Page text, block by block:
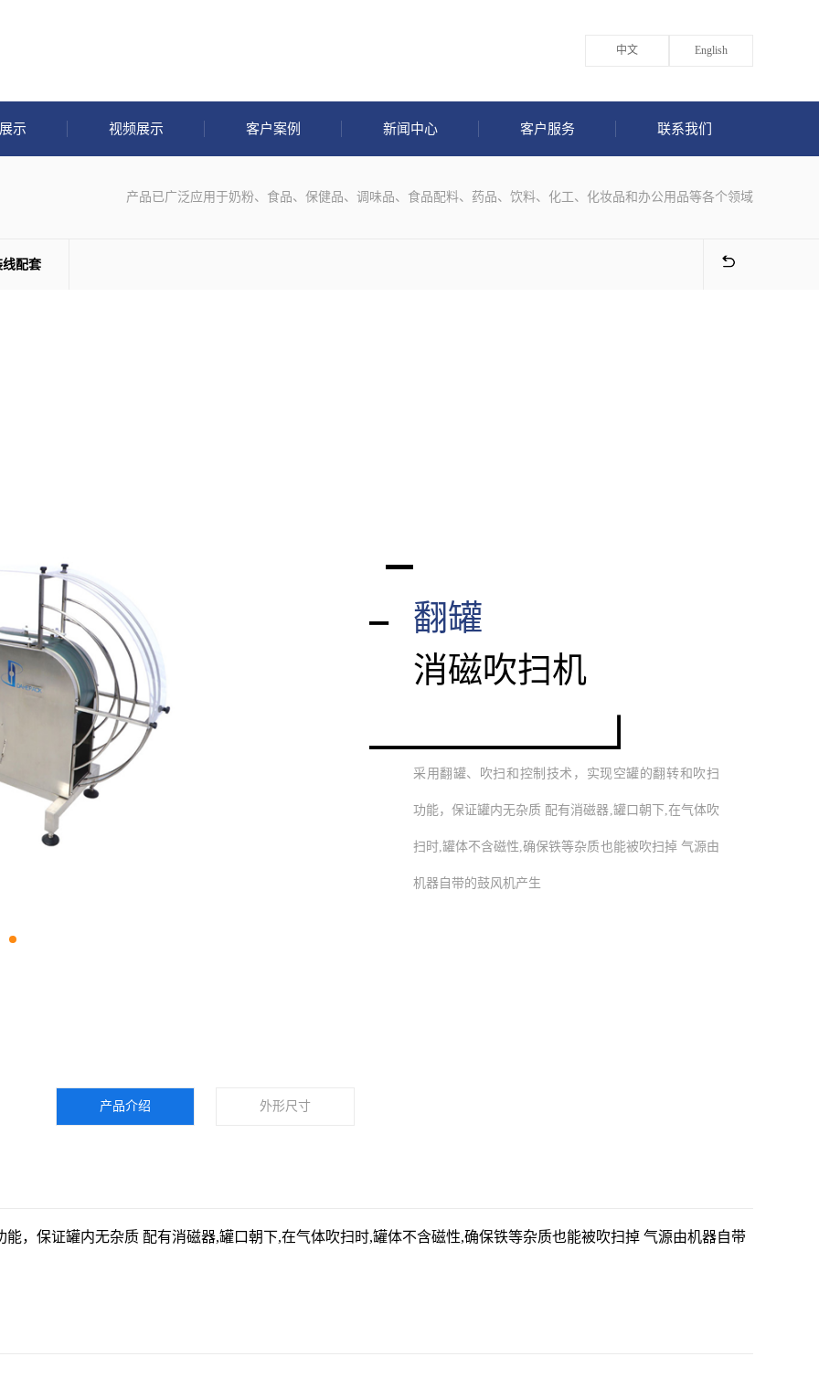
中文 English
示 视频展示 客户案例 新闻中心 客户服务 联系我们
产品已广泛应用于奶粉、食品、保健品、调味品、食品配料、药品、饮料、化工、化妆品和办公用品等各个领域
线配套
翻罐
消磁吹扫机
采用翻罐、吹扫和控制技术，实现空罐的翻转和吹扫
功能，保证罐内无杂质 配有消磁器,罐口朝下,在气体吹
扫时,罐体不含磁性,确保铁等杂质也能被吹扫掉 气源由
机器自带的鼓风机产生
产品介绍 外形尺寸
，保证罐内无杂质 配有消磁器,罐口朝下,在气体吹扫时,罐体不含磁性,确保铁等杂质也能被吹扫掉 气源由机器自带